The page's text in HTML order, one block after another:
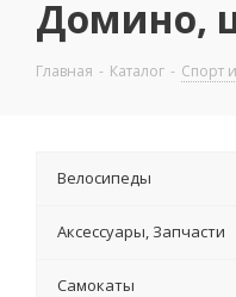
Домино,
Главная - Каталог - Спорт
Велосипеды
Аксессуары, Запчасти
Самокаты